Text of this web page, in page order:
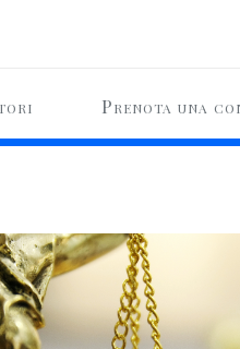
Prenota una